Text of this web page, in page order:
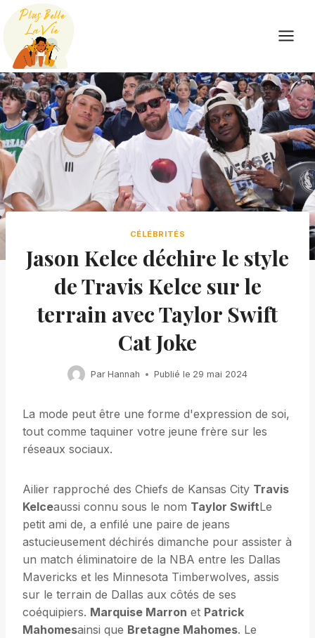
Skip
content
CÉLÉBRITÉS
Jason Kelce déchire le style
de Travis Kelce sur le
terrain avec Taylor Swift
Cat Joke
Par Hannah Publié le 29 mai 2024
La mode peut être une forme d'expression de soi,
tout comme taquiner votre jeune frère sur les
réseaux sociaux.
Ailier rapproché des Chiefs de Kansas City Travis
Kelceaussi connu sous le nom Taylor SwiftLe
petit ami de, a enfilé une paire de jeans
astucieusement déchirés dimanche pour assister à
un match éliminatoire de la NBA entre les Dallas
Mavericks et les Minnesota Timberwolves, assis
sur le terrain de Dallas aux côtés de ses
coéquipiers. Marquise Marron et Patrick
Mahomesainsi que Bretagne Mahomes. Le